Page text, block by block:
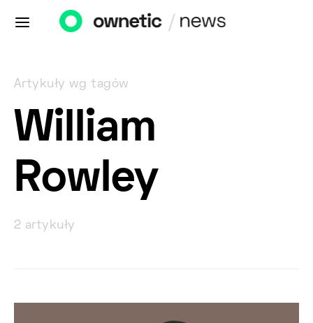
Artykuły wg tagów
William
Rowley
2 artykuły